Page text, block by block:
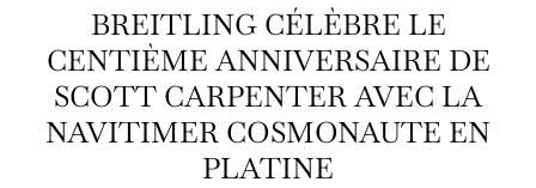
BREITLING CÉLÈBRE LE
CENTIÈME ANNIVERSAIRE DE
SCOTT CARPENTER AVEC LA
NAVITIMER COSMONAUTE EN
PLATINE